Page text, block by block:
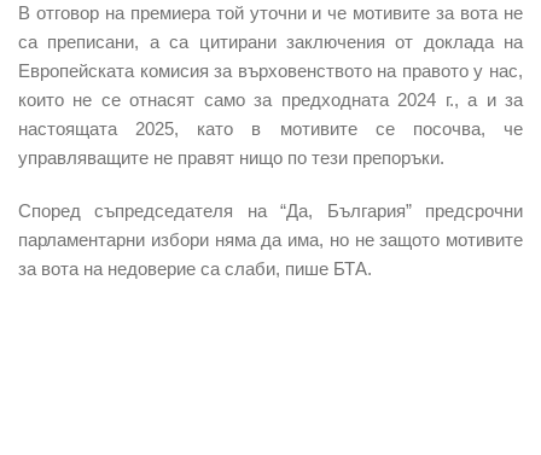
В отговор на премиера той уточни и че мотивите за вота не
са преписани, а са цитирани заключения от доклада на
Европейската комисия за върховенството на правото у нас,
които не се отнасят само за предходната 2024 г., а и за
настоящата 2025, като в мотивите се посочва, че
управляващите не правят нищо по тези препоръки.
Според съпредседателя на “Да, България” предсрочни
парламентарни избори няма да има, но не защото мотивите
за вота на недоверие са слаби, пише БТА.